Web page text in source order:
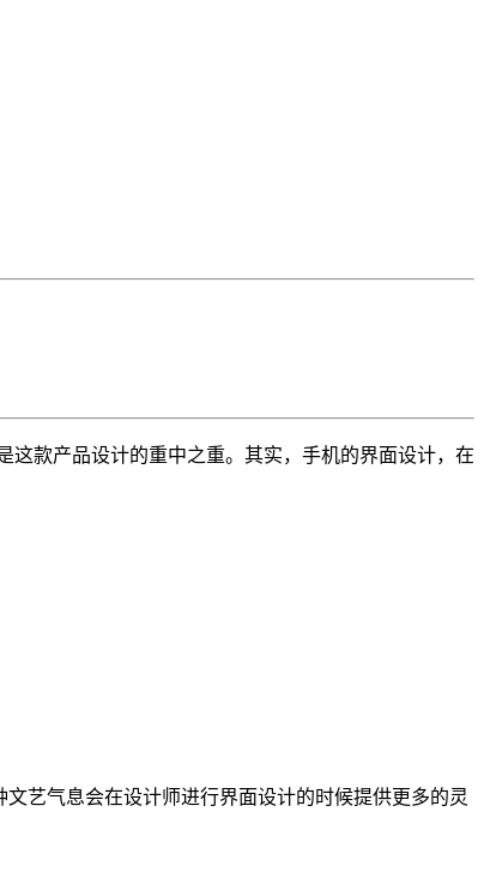
款产品设计的重中之重。其实，手机的界面设计，在
艺气息会在设计师进行界面设计的时候提供更多的灵